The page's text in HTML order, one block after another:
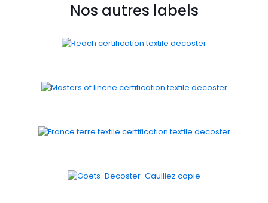
Nos autres labels